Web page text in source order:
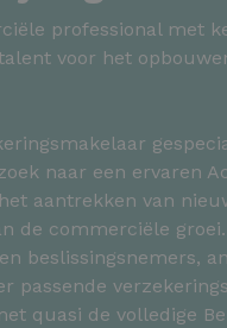
professional met
voor het
naar een ervaren
aantrekken van
de commerciële
beslissingsnemers,
passende
quasi de volledige